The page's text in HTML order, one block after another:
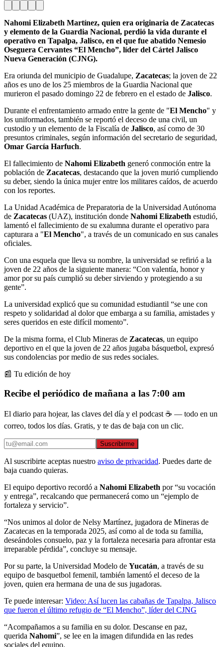
Nahomi Elizabeth Martínez, quien era originaria de Zacatecas
y elemento de la Guardia Nacional, perdió la vida durante el
operativo en Tapalpa, Jalisco, en el que fue abatido Nemesio
Oseguera Cervantes “El Mencho”, líder del Cártel Jalisco
Nueva Generación (CJNG).
Era oriunda del municipio de Guadalupe, Zacatecas; la joven de 22
años es uno de los 25 miembros de la Guardia Nacional que
murieron el pasado domingo 22 de febrero en el estado de Jalisco.
Durante el enfrentamiento armado entre la gente de "El Mencho" y
los uniformados, también se reportó el deceso de una civil, un
custodio y un elemento de la Fiscalía de Jalisco, así como de 30
presuntos criminales, según información del secretario de seguridad,
Omar García Harfuch.
El fallecimiento de Nahomi Elizabeth generó conmoción entre la
población de Zacatecas, destacando que la joven murió cumpliendo
su deber, siendo la única mujer entre los militares caídos, de acuerdo
con los reportes.
La Unidad Académica de Preparatoria de la Universidad Autónoma
de Zacatecas (UAZ), institución donde Nahomi Elizabeth estudió,
lamentó el fallecimiento de su exalumna durante el operativo para
capturara a "El Mencho", a través de un comunicado en sus canales
oficiales.
Con una esquela que lleva su nombre, la universidad se refirió a la
joven de 22 años de la siguiente manera: “Con valentía, honor y
amor por su país cumplió su deber sirviendo y protegiendo a su
gente”.
La universidad explicó que su comunidad estudiantil “se une con
respeto y solidaridad al dolor que embarga a su familia, amistades y
seres queridos en este difícil momento”.
De la misma forma, el Club Mineras de Zacatecas, un equipo
deportivo en el que la joven de 22 años jugaba básquetbol, expresó
sus condolencias por medio de sus redes sociales.
📰 Tu edición de hoy
Recibe el periódico de mañana a las 7:00 am
El diario para hojear, las claves del día y el podcast ☕ — todo en un
correo, todos los días. Gratis, y te das de baja con un clic.
Suscribirme
Al suscribirte aceptas nuestro aviso de privacidad. Puedes darte de
baja cuando quieras.
El equipo deportivo recordó a Nahomi Elizabeth por “su vocación
y entrega”, recalcando que permanecerá como un “ejemplo de
fortaleza y servicio”.
“Nos unimos al dolor de Nelsy Martínez, jugadora de Mineras de
Zacatecas en la temporada 2025, así como al de toda su familia,
deseándoles consuelo, paz y la fortaleza necesaria para afrontar esta
irreparable pérdida”, concluye su mensaje.
Por su parte, la Universidad Modelo de Yucatán, a través de su
equipo de basquetbol femenil, también lamentó el deceso de la
joven, quien era hermana de una de sus jugadoras.
Te puede interesar: Video: Así lucen las cabañas de Tapalpa, Jalisco
que fueron el último refugio de “El Mencho”, líder del CJNG
“Acompañamos a su familia en su dolor. Descanse en paz,
querida Nahomi”, se lee en la imagen difundida en las redes
sociales del equipo.